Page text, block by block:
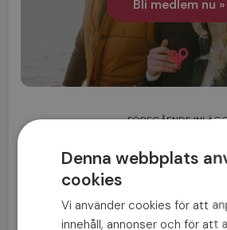
Bli medlem nu »
FÖREGÅENDE
Din guide till kärlek
Denna webbplats
cookies
Vi använder cookies för att
innehåll, annonser och för att